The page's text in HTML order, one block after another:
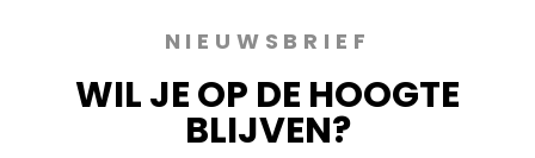
NIEUWSBRIEF
WIL JE OP DE HOOGTE
BLIJVEN?